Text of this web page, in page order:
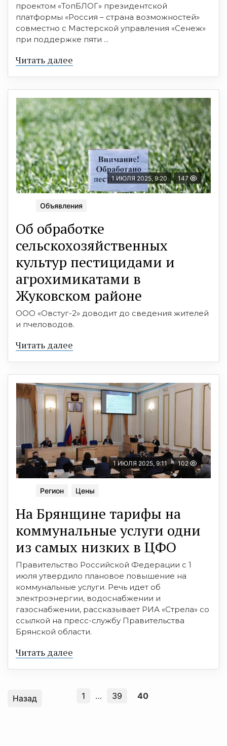
проектом «ТопБЛОГ» президентской
платформы «Россия – страна возможностей»
совместно с Мастерской управления «Сенеж»
при поддержке пяти ...
Читать далее
1 ИЮЛЯ 2025, 9:20 147
Объявления
Об обработке
сельскохозяйственных
культур пестицидами и
агрохимикатами в
Жуковском районе
ООО «Овстуг-2» доводит до сведения жителей
и пчеловодов.
Читать далее
1 ИЮЛЯ 2025, 9:11 102
Регион Цены
На Брянщине тарифы на
коммунальные услуги одни
из самых низких в ЦФО
Правительство Российской Федерации с 1
июля утвердило плановое повышение на
коммунальные услуги. Речь идет об
электроэнергии, водоснабжении и
газоснабжении, рассказывает РИА «Стрела» со
ссылкой на пресс-службу Правительства
Брянской области.
Читать далее
Назад 1 … 39 40